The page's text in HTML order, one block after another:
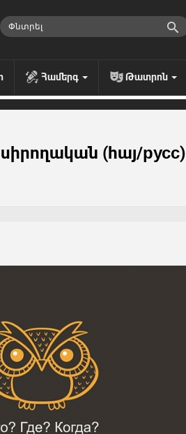
Համերգ Թատրոն
սիրողական (հայ/русс)